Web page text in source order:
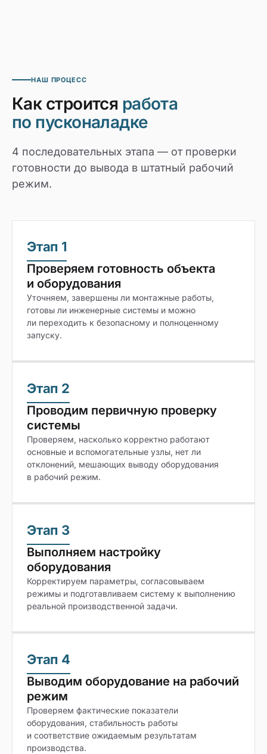
НАШ ПРОЦЕСС
Как строится работа
по пусконаладке
4 последовательных этапа — от проверки
готовности до вывода в штатный рабочий
режим.
Этап 1
Проверяем готовность объекта
и оборудования
Уточняем, завершены ли монтажные работы,
готовы ли инженерные системы и можно
ли переходить к безопасному и полноценному
запуску.
Этап 2
Проводим первичную проверку
системы
Проверяем, насколько корректно работают
основные и вспомогательные узлы, нет ли
отклонений, мешающих выводу оборудования
в рабочий режим.
Этап 3
Выполняем настройку
оборудования
Корректируем параметры, согласовываем
режимы и подготавливаем систему к выполнению
реальной производственной задачи.
Этап 4
Выводим оборудование на рабочий
режим
Проверяем фактические показатели
оборудования, стабильность работы
и соответствие ожидаемым результатам
производства.